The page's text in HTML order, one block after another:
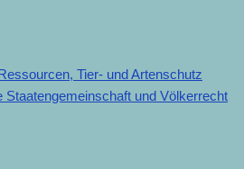
Tier- und Artenschutz
Staatengemeinschaft und Völkerrecht